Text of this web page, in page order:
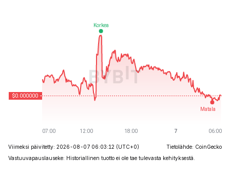
Viimeksi päivitetty: 2026-08-07 06:03:12 (UTC+0)
Tietolähde: CoinGecko
Vastuuvapauslauseke: Historiallinen tuotto ei ole tae tulevasta kehityksestä.